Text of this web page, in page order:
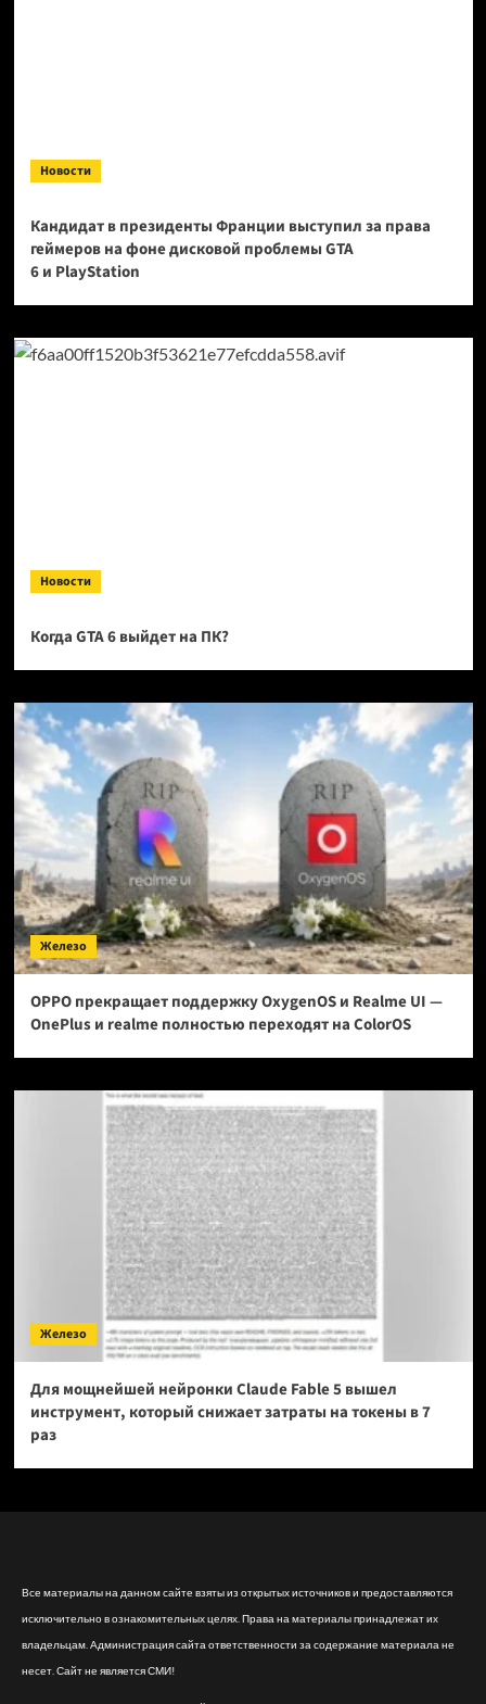
Новости
Кандидат в президенты Франции выступил за права
геймеров на фоне дисковой проблемы GTA
6 и PlayStation
Новости
Когда GTA 6 выйдет на ПК?
Железо
OPPO прекращает поддержку OxygenOS и Realme UI —
OnePlus и realme полностью переходят на ColorOS
Железо
Для мощнейшей нейронки Claude Fable 5 вышел
инструмент, который снижает затраты на токены в 7
раз
Все материалы на данном сайте взяты из открытых источников и предоставляются
исключительно в ознакомительных целях. Права на материалы принадлежат их
владельцам. Администрация сайта ответственности за содержание материала не
несет. Сайт не является СМИ!